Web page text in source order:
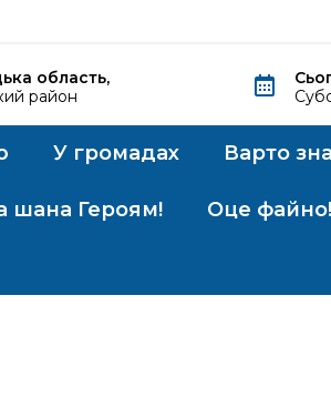
область,
район
У громадах Варто
шана Героям! Оце файно!